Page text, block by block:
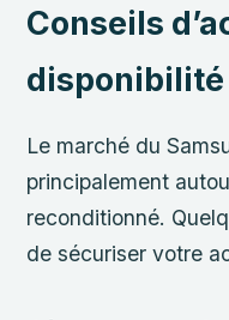
Conseils
disponibilité
Le marché du
principalement
reconditionné.
de sécuriser votre